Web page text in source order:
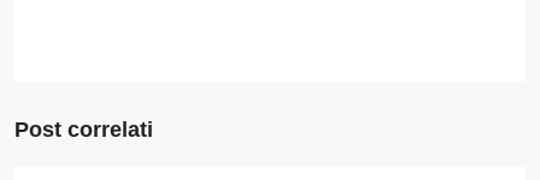
Post correlati